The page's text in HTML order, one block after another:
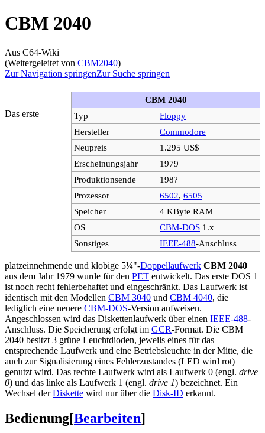
CBM 2040
Aus C64-Wiki
(Weitergeleitet von CBM2040)
Zur Navigation springenZur Suche springen
CBM 2040
Typ
Floppy
Hersteller
Commodore
Neupreis
1.295 US$
Erscheinungsjahr
1979
Produktionsende
198?
Prozessor
6502, 6505
Speicher
4 KByte RAM
OS
CBM-DOS 1.x
Sonstiges
IEEE-488-Anschluss
Das erste
platzeinnehmende und klobige 5¼"-Doppellaufwerk CBM 2040
aus dem Jahr 1979 wurde für den PET entwickelt. Das erste DOS 1
ist noch recht fehlerbehaftet und eingeschränkt. Das Laufwerk ist
identisch mit den Modellen CBM 3040 und CBM 4040, die
lediglich eine neuere CBM-DOS-Version aufweisen.
Angeschlossen wird das Diskettenlaufwerk über einen IEEE-488-
Anschluss. Die Speicherung erfolgt im GCR-Format. Die CBM
2040 besitzt 3 grüne Leuchtdioden, jeweils eines für das
entsprechende Laufwerk und eine Betriebsleuchte in der Mitte, die
auch zur Signalisierung eines Fehlerzustandes (LED wird rot)
genutzt wird. Das rechte Laufwerk wird als Laufwerk 0 (engl. drive
0) und das linke als Laufwerk 1 (engl. drive 1) bezeichnet. Ein
Wechsel derDiskette wird nur über die Disk-ID erkannt.
Bedienung[Bearbeiten]